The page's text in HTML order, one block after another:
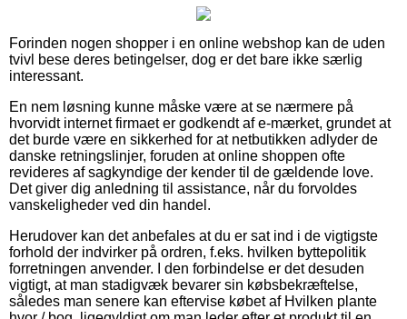
Forinden nogen shopper i en online webshop kan de uden
tvivl bese deres betingelser, dog er det bare ikke særlig
interessant.
En nem løsning kunne måske være at se nærmere på
hvorvidt internet firmaet er godkendt af e-mærket, grundet at
det burde være en sikkerhed for at netbutikken adlyder de
danske retningslinjer, foruden at online shoppen ofte
revideres af sagkyndige der kender til de gældende love.
Det giver dig anledning til assistance, når du forvoldes
vanskeligheder ved din handel.
Herudover kan det anbefales at du er sat ind i de vigtigste
forhold der indvirker på ordren, f.eks. hvilken byttepolitik
forretningen anvender. I den forbindelse er det desuden
vigtigt, at man stadigvæk bevarer sin købsbekræftelse,
således man senere kan eftervise købet af Hvilken plante